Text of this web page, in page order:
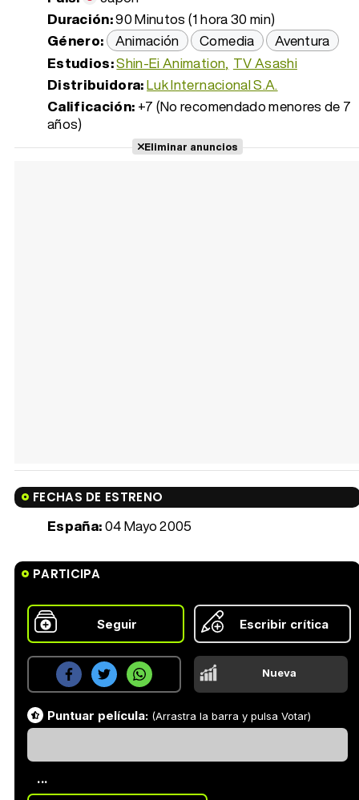
Duración:90 Minutos (1 hora 30 min)
Género: Animación Comedia
Aventura
Estudios:Shin-Ei Animation TV Asashi
Distribuidora:Luk Internacional S.A.
Calificación: +7 (No recomendado menores de 7
años)
Eliminar anuncios
FECHAS DE ESTRENO
España:04 Mayo 2005
PARTICIPA
Seguir Escribir crítica
Nueva
Puntuar película: (Arrastra la barra y pulsa Votar)
...